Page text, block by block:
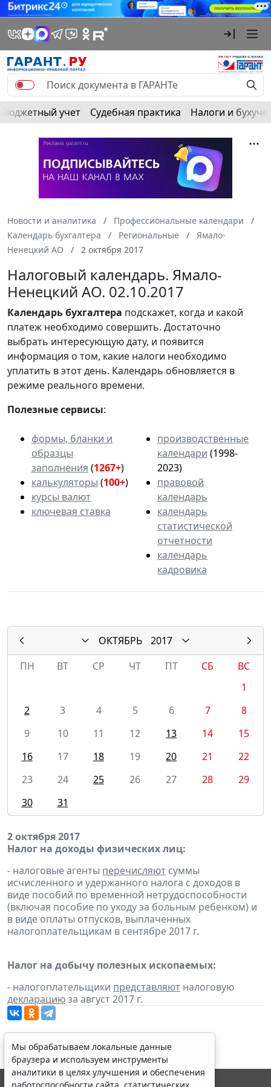
Бюджетный учет Судебная практика Налоги и
Новости и аналитика
Профессиональные календари
Календарь бухгалтера
Региональные
Ямало-
Ненецкий АО
2 октября 2017
Налоговый календарь. Ямало-
Ненецкий АО. 02.10.2017
Календарьбухгалтера подскажет, когда и какой
платеж необходимо совершить. Достаточно
выбрать интересующую дату, и появится
информация о том, какие налоги необходимо
уплатить в этот день. Календарь обновляется в
режиме реального времени.
Полезные сервисы:
формы, бланки и
образцы
заполнения (1267+)
калькуляторы (100+)
курсы валют
ключевая ставка
производственные
календари (1998-
2023)
правовой
календарь
календарь
статистической
отчетности
календарь
кадровика
ОКТЯБРЬ
2017
ПН
ВТ СР ЧТ ПТ СБ
ВС
1
2
3 4 5 6 7
8
9
10 11 12 13 14
15
16
17 18 19 20 21
22
23
24 25 26 27 28
29
30
31
2 октября 2017
Налог на доходы физических лиц:
- налоговые агенты перечисляют суммы
исчисленного и удержанного налога с доходов в
виде пособий по временной нетрудоспособности
(включая пособие по уходу за больным ребенком) и
в виде оплаты отпусков, выплаченных
налогоплательщикам в сентябре 2017 г.
Налог на добычу полезных ископаемых:
- налогоплательщики представляют налоговую
декларациюза август 2017 г.
Мы обрабатываем локальные данные
браузера и используем инструменты
аналитики в целях улучшения и обеспечения